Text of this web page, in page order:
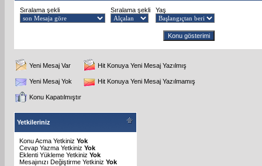
Sıralama şekli Sıralama şekli Yaş
Yeni Mesaj Var Hit Konuya Yeni Mesaj Yazılmış
Yeni Mesaj Yok Hit Konuya Yeni Mesaj Yazılmamış
Konu Kapatılmıştır
Yetkileriniz
Konu Acma Yetkiniz Yok
Cevap Yazma Yetkiniz Yok
Eklenti Yükleme Yetkiniz Yok
Mesajınızı Değiştirme Yetkiniz Yok